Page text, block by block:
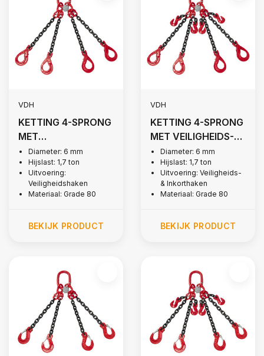
VDH
KETTING 4-SPRONG
MET
VEILIGHEIDSHAKEN,
Ø 6 MM
Diameter: 6 mm
Hijslast: 1,7 ton
Uitvoering:
Veiligheidshaken
Materiaal: Grade 80
BEKIJK PRODUCT
VDH
KETTING 4-SPRONG
MET VEILIGHEIDS-
EN INKORTHAKEN,
Ø 6 MM
Diameter: 6 mm
Hijslast: 1,7 ton
Uitvoering: Veiligheids-
& Inkorthaken
Materiaal: Grade 80
BEKIJK PRODUCT